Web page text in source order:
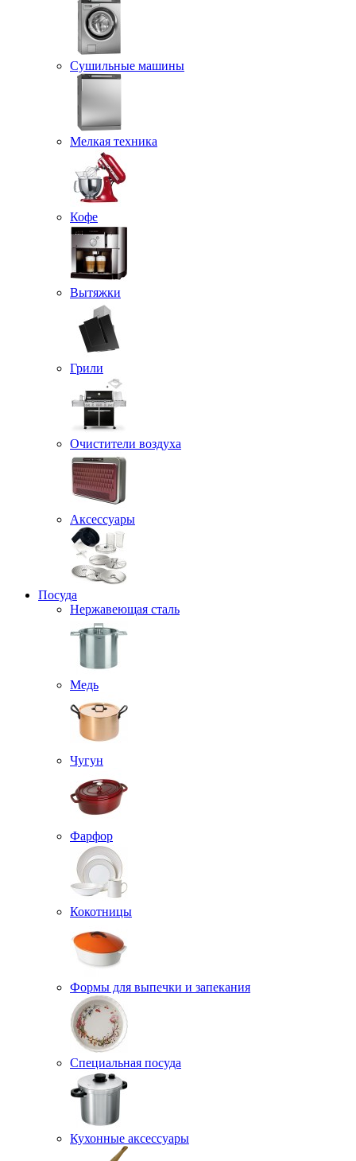
Сушильные машины
Мелкая техника
Кофе
Вытяжки
Грили
Очистители воздуха
Аксессуары
Посуда
Нержавеющая сталь
Медь
Чугун
Фарфор
Кокотницы
Формы для выпечки и запекания
Специальная посуда
Кухонные аксессуары